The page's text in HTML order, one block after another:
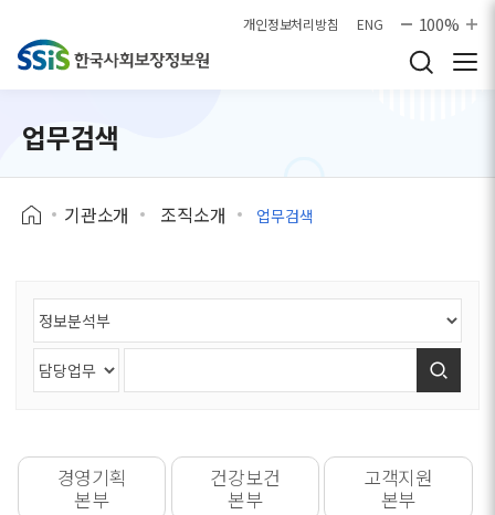
개인정보처리방침 ENG 100%
업무검색
기관소개 조직소개 업무검색
경영기획
본부
건강보건
본부
고객지원
본부